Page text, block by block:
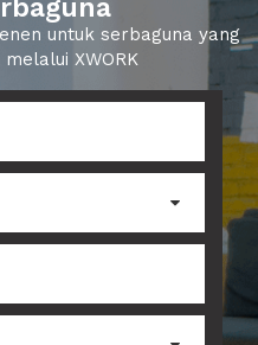
untuk serbaguna yang
XWORK